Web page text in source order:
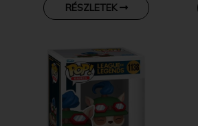
RÉSZLETEK